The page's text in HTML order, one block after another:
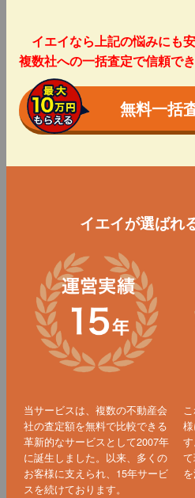
イエイなら上記の悩みにも
複数社への一括査定で信頼で
無料一括
イエイが選ばれ
当サービスは、複数の不動産会
社の査定額を無料で比較できる
革新的なサービスとして2007年
に誕生しました。以来、多くの
お客様に支えられ、15年サービ
スを続けております。